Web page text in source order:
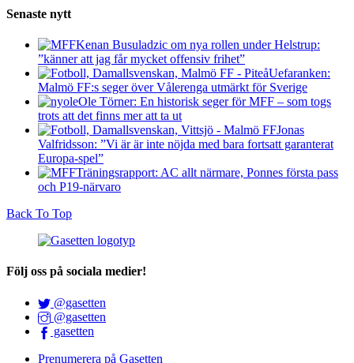
Senaste nytt
Kenan Busuladzic om nya rollen under Helstrup:
”känner att jag får mycket offensiv frihet”
Uefaranken:
Malmö FF:s seger över Vålerenga utmärkt för Sverige
Ole Törner: En historisk seger för MFF – som togs
trots att det finns mer att ta ut
Jonas
Valfridsson: ”Vi är är inte nöjda med bara fortsatt garanterat
Europa-spel”
Träningsrapport: AC allt närmare, Ponnes första pass
och P19-närvaro
Back To Top
Följ oss på sociala medier!
@gasetten
@gasetten
gasetten
Prenumerera på Gasetten